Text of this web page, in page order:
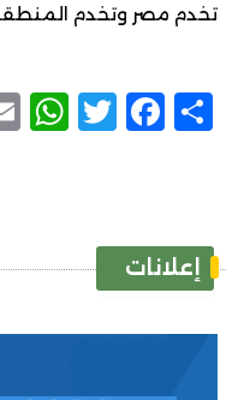
تخدم مصر وتخدم
Share
إعلانات